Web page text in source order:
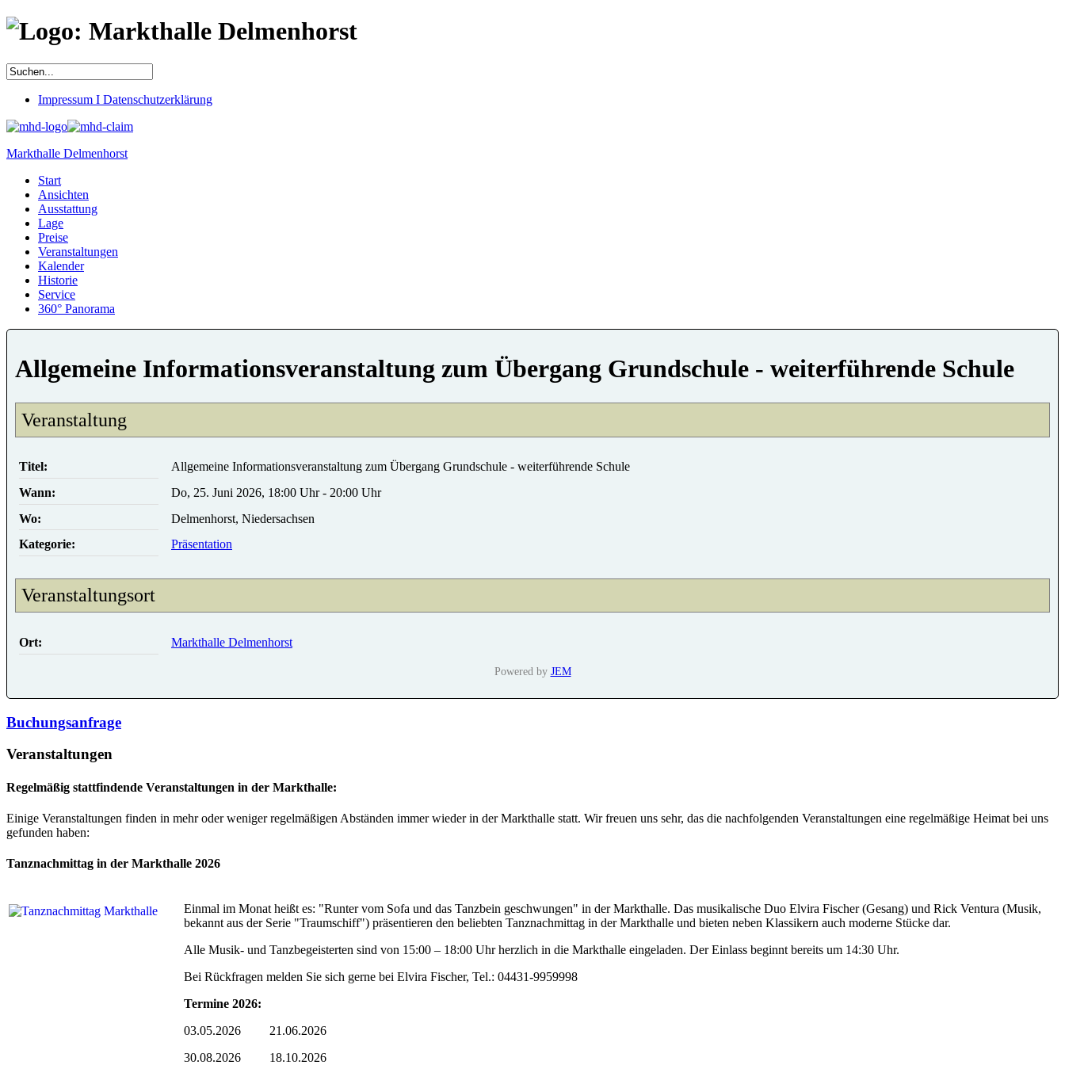
Impressum I Datenschutzerklärung
Markthalle Delmenhorst
Start
Ansichten
Ausstattung
Lage
Preise
Veranstaltungen
Kalender
Historie
Service
360° Panorama
Allgemeine Informationsveranstaltung zum Übergang Grundschule - weiterführende Schule
Veranstaltung
Titel:
Allgemeine Informationsveranstaltung zum Übergang Grundschule - weiterführende Schule
Wann:
Do, 25. Juni 2026, 18:00 Uhr - 20:00 Uhr
Wo:
Delmenhorst, Niedersachsen
Kategorie:
Präsentation
Veranstaltungsort
Ort: Markthalle Delmenhorst
Powered by JEM
Buchungsanfrage
Veranstaltungen
Regelmäßig stattfindende Veranstaltungen in der Markthalle:
Einige Veranstaltungen finden in mehr oder weniger regelmäßigen Abständen immer wieder in der Markthalle statt. Wir freuen uns sehr, das die nachfolgenden Veranstaltungen eine regelmäßige Heimat bei uns
gefunden haben:
Tanznachmittag in der Markthalle 2026
Einmal im Monat heißt es: "Runter vom Sofa und das Tanzbein geschwungen" in der Markthalle. Das musikalische Duo Elvira Fischer (Gesang) und Rick Ventura (Musik,
bekannt aus der Serie "Traumschiff") präsentieren den beliebten Tanznachmittag in der Markthalle und bieten neben Klassikern auch moderne Stücke dar.
Alle Musik- und Tanzbegeisterten sind von 15:00 – 18:00 Uhr herzlich in die Markthalle eingeladen. Der Einlass beginnt bereits um 14:30 Uhr.
Bei Rückfragen melden Sie sich gerne bei Elvira Fischer, Tel.: 04431-9959998
Termine 2026:
03.05.2026 21.06.2026
30.08.2026 18.10.2026